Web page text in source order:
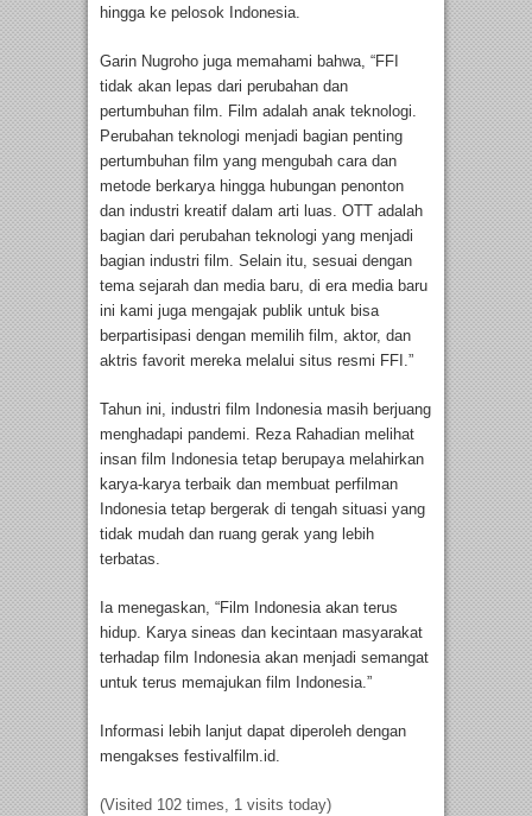
hingga ke pelosok Indonesia.
Garin Nugroho juga memahami bahwa, “FFI
tidak akan lepas dari perubahan dan
pertumbuhan film. Film adalah anak teknologi.
Perubahan teknologi menjadi bagian penting
pertumbuhan film yang mengubah cara dan
metode berkarya hingga hubungan penonton
dan industri kreatif dalam arti luas. OTT adalah
bagian dari perubahan teknologi yang menjadi
bagian industri film. Selain itu, sesuai dengan
tema sejarah dan media baru, di era media baru
ini kami juga mengajak publik untuk bisa
berpartisipasi dengan memilih film, aktor, dan
aktris favorit mereka melalui situs resmi FFI.”
Tahun ini, industri film Indonesia masih berjuang
menghadapi pandemi. Reza Rahadian melihat
insan film Indonesia tetap berupaya melahirkan
karya-karya terbaik dan membuat perfilman
Indonesia tetap bergerak di tengah situasi yang
tidak mudah dan ruang gerak yang lebih
terbatas.
Ia menegaskan, “Film Indonesia akan terus
hidup. Karya sineas dan kecintaan masyarakat
terhadap film Indonesia akan menjadi semangat
untuk terus memajukan film Indonesia.”
Informasi lebih lanjut dapat diperoleh dengan
mengakses festivalfilm.id.
(Visited 102 times, 1 visits today)